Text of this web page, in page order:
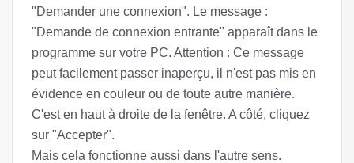
"Demander une connexion". Le message :
"Demande de connexion entrante" apparaît dans le
programme sur votre PC. Attention : Ce message
peut facilement passer inaperçu, il n'est pas mis en
évidence en couleur ou de toute autre manière.
C'est en haut à droite de la fenêtre. A côté, cliquez
sur "Accepter".
Mais cela fonctionne aussi dans l'autre sens.